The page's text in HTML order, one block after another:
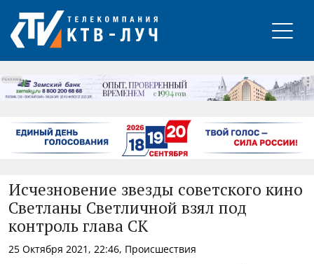
РЕКЛАМА
Исчезновение звезды советского кино
Светланы Светличной взял под
контроль глава СК
25 Октября 2021, 22:46, Происшествия